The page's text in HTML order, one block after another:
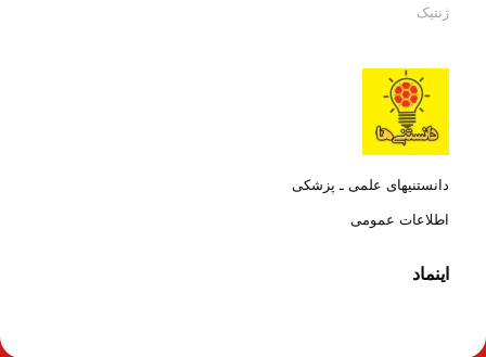
ژنتیک
دانستنیهای علمی ـ پزشکی
اطلاعات عمومی
اینماد